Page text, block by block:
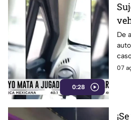
0:28
en
De
07